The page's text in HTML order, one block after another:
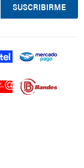
SUSCRIBIRME